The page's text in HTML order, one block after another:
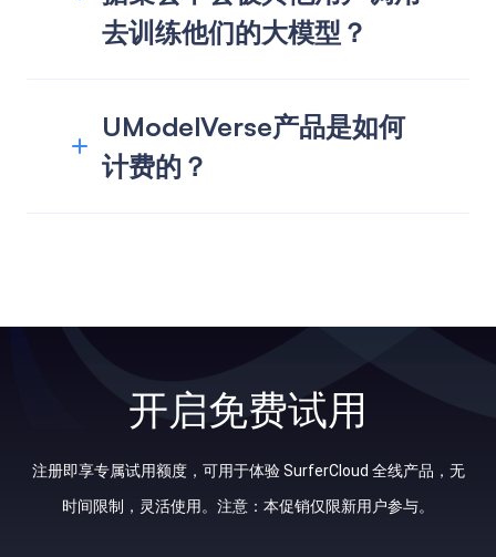
去训练他们的大模型？
UModelVerse产品是如何
计费的？
开启免费试用
注册即享专属试用额度，可用于体验 SurferCloud 全线产品，无
时间限制，灵活使用。注意：本促销仅限新用户参与。